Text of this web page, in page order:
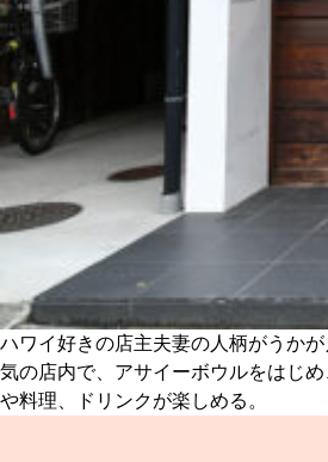
ハワイ好きの店主夫妻の人柄がうか
気の店内で、アサイーボウルをはじ
や料理、ドリンクが楽しめる。